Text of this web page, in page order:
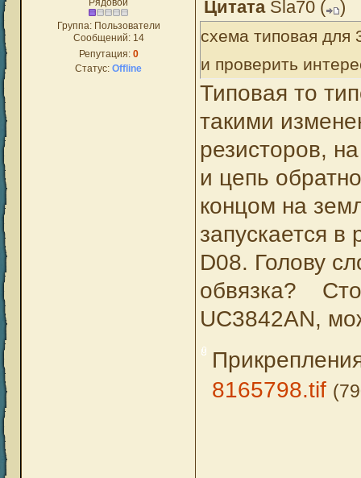
Рядовой
Группа: Пользователи
Сообщений: 14
Репутация: 0
Статус: Offline
Цитата Sla70 ( )
схема типовая для
и проверить
Типовая то
такими
резисторов,
и цепь
концом на
запускается
D08. Голову
обвязка?
UC3842AN,
8165798.tif